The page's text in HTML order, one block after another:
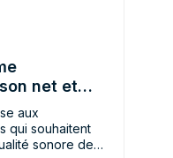
net et
aux
qui souhaitent
sonore de